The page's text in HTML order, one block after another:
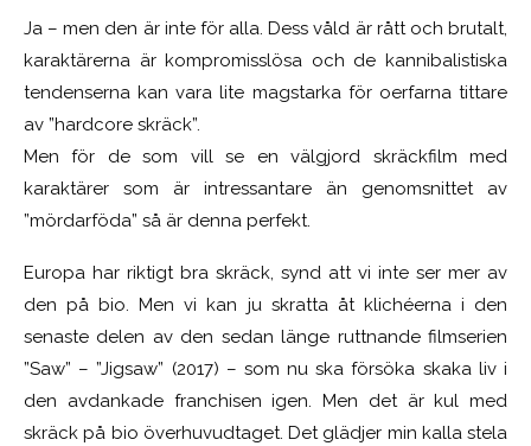
Ja – men den är inte för alla. Dess våld är rått och brutalt,
karaktärerna är kompromisslösa och de kannibalistiska
tendenserna kan vara lite magstarka för oerfarna tittare
av ”hardcore skräck”.
Men för de som vill se en välgjord skräckfilm med
karaktärer som är intressantare än genomsnittet av
”mördarföda” så är denna perfekt.
Europa har riktigt bra skräck, synd att vi inte ser mer av
den på bio. Men vi kan ju skratta åt klichéerna i den
senaste delen av den sedan länge ruttnande filmserien
”Saw” – ”Jigsaw” (2017) – som nu ska försöka skaka liv i
den avdankade franchisen igen. Men det är kul med
skräck på bio överhuvudtaget. Det glädjer min kalla stela